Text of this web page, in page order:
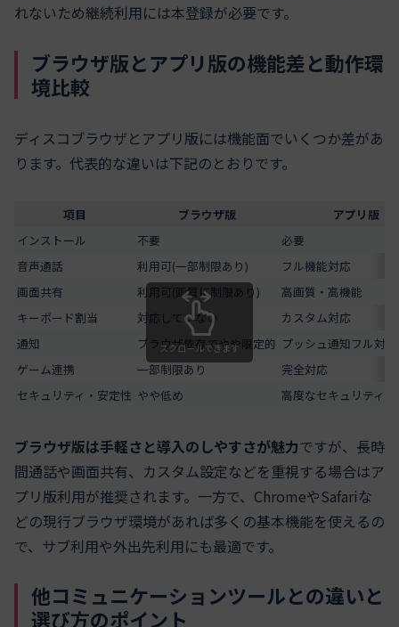
れないため継続利用には本登録が必要です。
ブラウザ版とアプリ版の機能差と動作環
境比較
ディスコブラウザとアプリ版には機能面でいくつか差があ
ります。代表的な違いは下記のとおりです。
項目 ブラウザ版
アプリ版
インストール
不要
必要
音声通話
利用可(一部制限あり)
フル機能対応
画面共有
利用可(画質に制限あり)
高画質・高機能
キーボード割当
対応していない
カスタム対応
通知
ブラウザ依存でやや限定的 プッシュ通知フル対応
ゲーム連携
一部制限あり
完全対応
セキュリティ・安定性 やや低め 高度なセキュリティ
スクロールできます
ブラウザ版は手軽さと導入のしやすさが魅力ですが、長時
間通話や画面共有、カスタム設定などを重視する場合はア
プリ版利用が推奨されます。一方で、ChromeやSafariな
どの現行ブラウザ環境があれば多くの基本機能を使えるの
で、サブ利用や外出先利用にも最適です。
他コミュニケーションツールとの違いと
選び方のポイント